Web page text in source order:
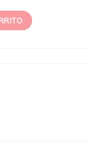
circones cantidad